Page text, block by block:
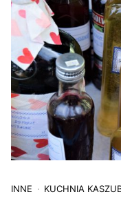
INNE KUCHNIA